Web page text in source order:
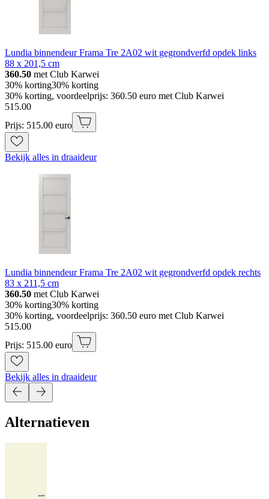
Lundia binnendeur Frama Tre 2A02 wit gegrondverfd opdek links
88 x 201,5 cm
360.50 met Club Karwei
30% korting30% korting
30% korting, voordeelprijs: 360.50 euro met Club Karwei
515.00
Prijs: 515.00 euro
Bekijk alles in draaideur
Lundia binnendeur Frama Tre 2A02 wit gegrondverfd opdek rechts
83 x 211,5 cm
360.50 met Club Karwei
30% korting30% korting
30% korting, voordeelprijs: 360.50 euro met Club Karwei
515.00
Prijs: 515.00 euro
Bekijk alles in draaideur
Alternatieven